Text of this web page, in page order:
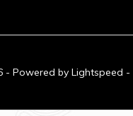
- Powered by Lightspeed -